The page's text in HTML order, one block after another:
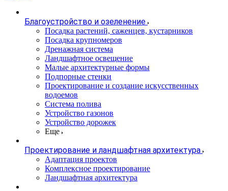
Благоустройство и озеленение
Посадка растений, саженцев, кустарников
Посадка крупномеров
Дренажная система
Ландшафтное освещение
Малые архитектурные формы
Подпорные стенки
Проектирование и создание искусственных
водоемов
Система полива
Устройство газонов
Устройство дорожек
Еще
Проектирование и ландшафтная архитектура
Адаптация проектов
Комплексное проектирование
Ландшафтная архитектура